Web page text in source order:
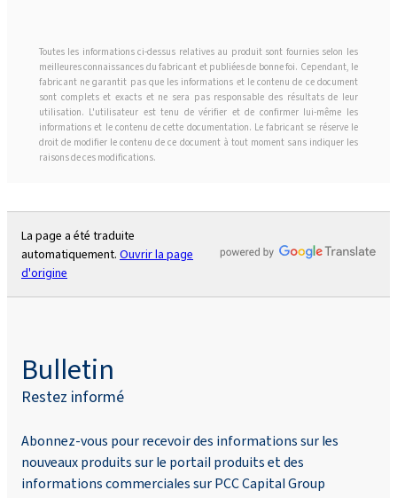
Toutes les informations ci-dessus relatives au produit sont fournies selon les
meilleures connaissances du fabricant et publiées de bonne foi. Cependant, le
fabricant ne garantit pas que les informations et le contenu de ce document
sont complets et exacts et ne sera pas responsable des résultats de leur
utilisation. L'utilisateur est tenu de vérifier et de confirmer lui-même les
informations et le contenu de cette documentation. Le fabricant se réserve le
droit de modifier le contenu de ce document à tout moment sans indiquer les
raisons de ces modifications.
La page a été traduite
automatiquement. Ouvrir la page
d'origine
Bulletin
Restez informé
Abonnez-vous pour recevoir des informations sur les
nouveaux produits sur le portail produits et des
informations commerciales sur PCC Capital Group